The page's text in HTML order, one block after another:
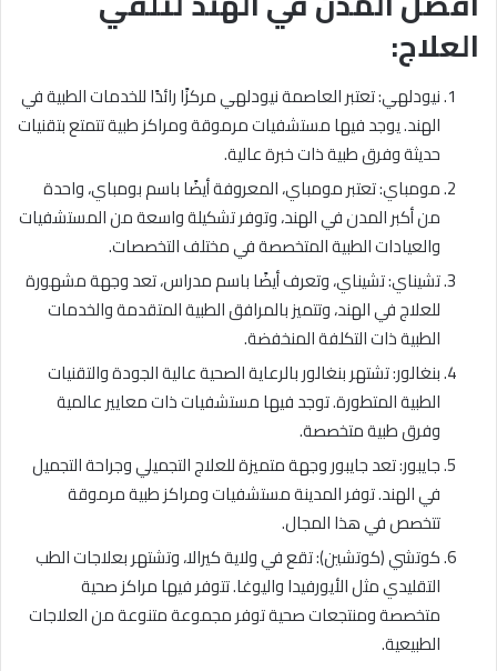
العلاج:
نيودلهي: تعتبر العاصمة نيودلهي مركزًا رائدًا للخدمات الطبية في
الهند. يوجد فيها مستشفيات مرموقة ومراكز طبية تتمتع بتقنيات
حديثة وفرق طبية ذات خبرة عالية.
مومباي: تعتبر مومباي، المعروفة أيضًا باسم بومباي، واحدة
من أكبر المدن في الهند، وتوفر تشكيلة واسعة من المستشفيات
والعيادات الطبية المتخصصة في مختلف التخصصات.
تشيناي: تشيناي، وتعرف أيضًا باسم مدراس، تعد وجهة مشهورة
للعلاج في الهند، وتتميز بالمرافق الطبية المتقدمة والخدمات
الطبية ذات التكلفة المنخفضة.
بنغالور: تشتهر بنغالور بالرعاية الصحية عالية الجودة والتقنيات
الطبية المتطورة. توجد فيها مستشفيات ذات معايير عالمية
وفرق طبية متخصصة.
جايبور: تعد جايبور وجهة متميزة للعلاج التجميلي وجراحة التجميل
في الهند. توفر المدينة مستشفيات ومراكز طبية مرموقة
تتخصص في هذا المجال.
كوتشي (كوتشين): تقع في ولاية كيرالا، وتشتهر بعلاجات الطب
التقليدي مثل الأيورفيدا واليوغا. تتوفر فيها مراكز صحية
متخصصة ومنتجعات صحية توفر مجموعة متنوعة من العلاجات
الطبيعية.